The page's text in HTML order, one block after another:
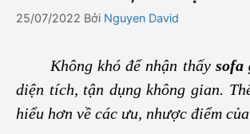
25/07/2022 Bởi Nguyen David
Không khó để nhận thấy sofa
diện tích, tận dụng không gian.
hiểu hơn về các ưu, nhược điểm